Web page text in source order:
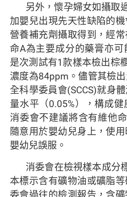
另外，懷孕婦女如攝取
加嬰兒出現先天性缺陷的
營養補充劑攝取得到，經
命A為主要成分的藥膏亦可
是次測試有1款樣本檢出棕
濃度為84ppm。儘管其檢
全科學委員會(SCCS)就身
量水平（0.05%），構成健
消委會不建議將含有維他
隨意用於嬰幼兒身上，使
嬰幼兒誤服。
消委會在檢視樣本成分
本標示含有礦物油或礦脂